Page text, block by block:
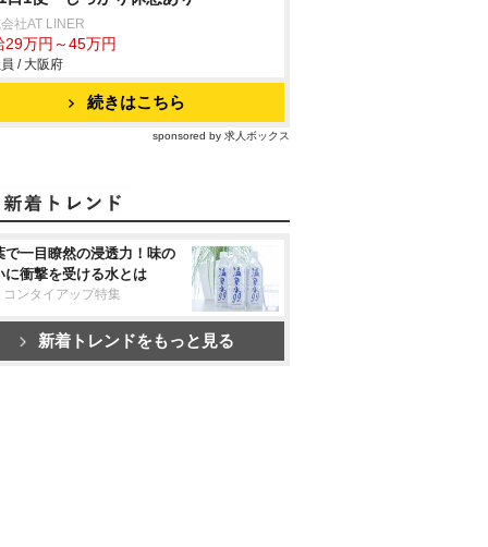
社AT LINER
29万円～45万円
/ 大阪府
続きはこちら
sponsored by 求人ボックス
で一目瞭然の浸透力！味の
に衝撃を受ける水とは
コンタイアップ特集
新着トレンドをもっと見る